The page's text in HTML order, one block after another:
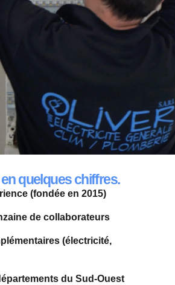
quelques chiffres.
(fondée en 2015)
de collaborateurs
(électricité,
du Sud-Ouest